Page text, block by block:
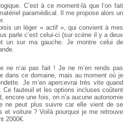
C’est à ce moment-là que l’on fait
paramédical. Il me propose alors un
un léger « actif », qui convient à mes
parle c’est celui-ci (sur scène il y a deux
un sur ma gauche. Je montre celui de
ne n’ai pas fait ! Je ne m’en rends pas
dans ce domaine, mais au moment où je
Je m’en apercevrai très vite quand
Ce fauteuil et les options incluses coûtent
encore une fois, on n’a aucune autonomie
ne peut plus suivre car elle vient de se
et voiture ? Voilà pourquoi je me retrouve
2000€.